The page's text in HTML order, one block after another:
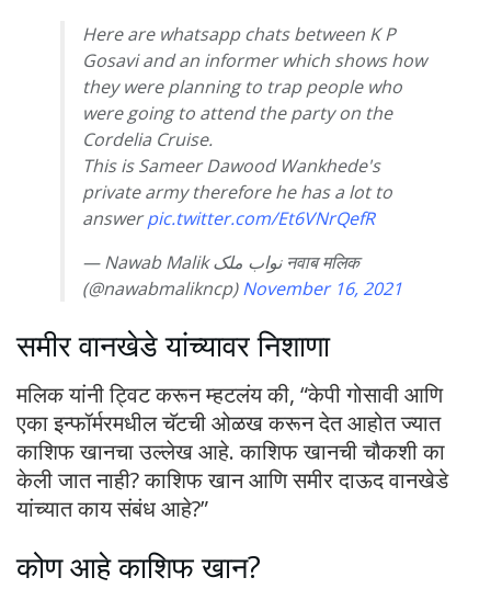
Here are whatsapp chats between K P
Gosavi and an informer which shows how
they were planning to trap people who
were going to attend the party on the
Cordelia Cruise.
This is Sameer Dawood Wankhede's
private army therefore he has a lot to
answerpic.twitter.com/Et6VNrQefR
— Nawab Malik نواب ملک नवाब मलिक
(@nawabmalikncp)November 16, 2021
समीर वानखेडे यांच्यावर निशाणा
मलिक यांनी ट्विट करून म्हटलंय की, “केपी गोसावी आणि
एका इन्फॉर्मरमधील चॅटची ओळख करून देत आहोत ज्यात
काशिफ खानचा उल्लेख आहे. काशिफ खानची चौकशी का
केली जात नाही? काशिफ खान आणि समीर दाऊद वानखेडे
यांच्यात काय संबंध आहे?”
कोण आहे काशिफ खान?